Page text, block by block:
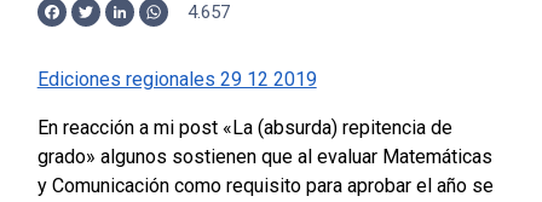
Facebook
TwitterLinkedInWhatsApp
4.657
Ediciones regionales 29 12 2019
En reacción a mi post «La (absurda) repitencia de
grado» algunos sostienen que al evaluar Matemáticas
y Comunicación como requisito para aprobar el año se